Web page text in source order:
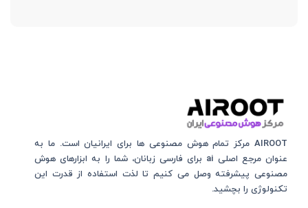
AIROOT مرکز تمام هوش مصنوعی‌‌‌ ها برای ایرانیان است. ما به
عنوان مرجع اصلی ai برای فارسی زبانان، شما را به ابزارهای هوش
مصنوعی پیشرفته وصل می کنیم تا لذت استفاده از قدرت این
تکنولوژی را بچشید.